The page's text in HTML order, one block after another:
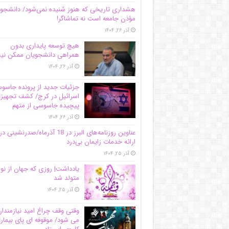
هشداری تاریخی که هنوز شنیده نمی‌شود/ دانشجو
مؤذن جامعه است نه تماشاگر!
آذر ۲۶, ۱۴۰۴
هیچ توسعه پایداری بدون
همراهی دانشجویان ممکن
آذر ۲۶, ۱۴۰۴
جزئیات جدید از پرونده
اسرائیل در کرج/‌ کشف
پیچیده جاسوسی از متهم
آذر ۲۶, ۱۴۰۴
عناوین روزنامه‌های البرز در ‌18 آذرماه/صدرنشینی در
ارائه خدمات زایمان بی‌درد
آذر ۲۵, ۱۴۰۴
یادداشت| روزی که جهان از نو
متولد شد
آذر ۲۵, ۱۴۰۴
وقتی وقف چراغ امید
می شود/ موقوفه ای پای